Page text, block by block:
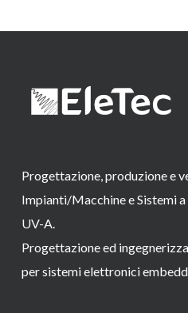
Progettazione, produzione e
Impianti/Macchine e Sistemi
UV-A.
Progettazione ed
per sistemi elettronici